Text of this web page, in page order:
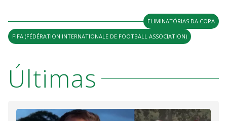
ELIMINATÓRIAS DA COPA
FIFA (FÉDÉRATION INTERNATIONALE DE FOOTBALL ASSOCIATION)
Últimas